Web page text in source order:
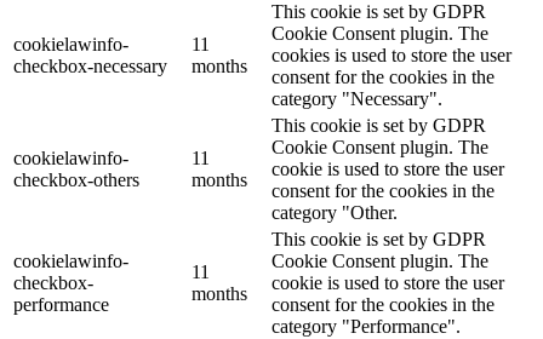
cookielawinfo-
checkbox-necessary
11
months
This cookie is set by GDPR
Cookie Consent plugin. The
cookies is used to store the user
consent for the cookies in the
category "Necessary".
cookielawinfo-
checkbox-others
11
months
This cookie is set by GDPR
Cookie Consent plugin. The
cookie is used to store the user
consent for the cookies in the
category "Other.
cookielawinfo-
checkbox-
performance
11
months
This cookie is set by GDPR
Cookie Consent plugin. The
cookie is used to store the user
consent for the cookies in the
category "Performance".